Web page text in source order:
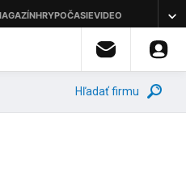
Hľadať firmu